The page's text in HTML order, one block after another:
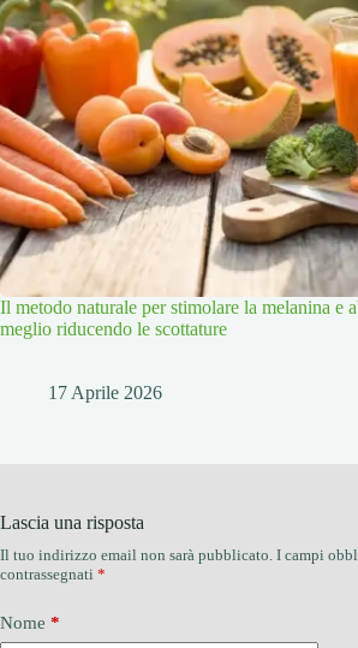
Il metodo naturale per stimolare la melanina e
meglio riducendo le scottature
17 Aprile 2026
Lascia una risposta
Il tuo indirizzo email non sarà pubblicato. I campi
contrassegnati *
Nome *